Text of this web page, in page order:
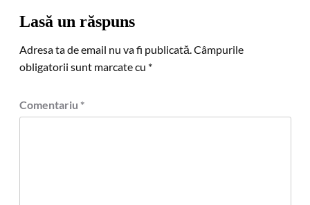
Lasă un răspuns
Adresa ta de email nu va fi publicată.Câmpurile
obligatorii sunt marcate cu *
Comentariu *